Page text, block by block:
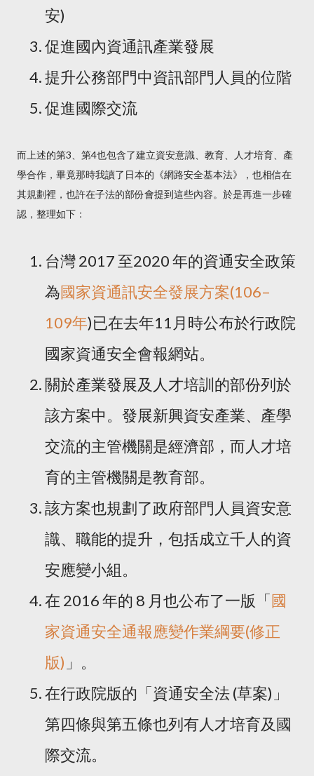
安)
促進國內資通訊產業發展
提升公務部門中資訊部門人員的位階
促進國際交流
而上述的第3、第4也包含了建立資安意識、教育、人才培育、產
學合作，畢竟那時我讀了日本的《網路安全基本法》，也相信在
其規劃裡，也許在子法的部份會提到這些內容。於是再進一步確
認，整理如下：
台灣 2017 至2020 年的資通安全政策
為國家資通訊安全發展方案(106–
109年)已在去年11月時公布於行政院
國家資通安全會報網站。
關於產業發展及人才培訓的部份列於
該方案中。發展新興資安產業、產學
交流的主管機關是經濟部，而人才培
育的主管機關是教育部。
該方案也規劃了政府部門人員資安意
識、職能的提升，包括成立千人的資
安應變小組。
在 2016 年的 8 月也公布了一版「國
家資通安全通報應變作業綱要(修正
版) 」。
在行政院版的「資通安全法 (草案)」
第四條與第五條也列有人才培育及國
際交流。